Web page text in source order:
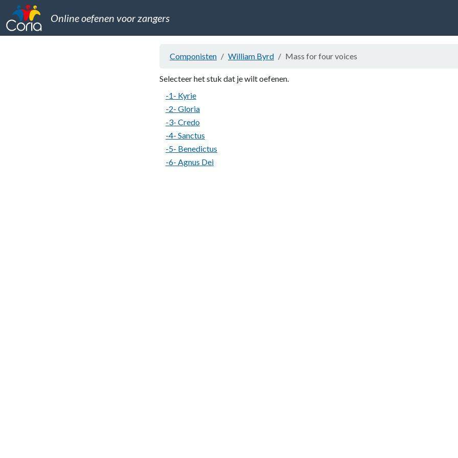
Online oefenen voor zangers
Componisten William Byrd Mass for four voices
Selecteer het stuk dat je wilt oefenen.
-1- Kyrie
-2- Gloria
-3- Credo
-4- Sanctus
-5- Benedictus
-6- Agnus Dei